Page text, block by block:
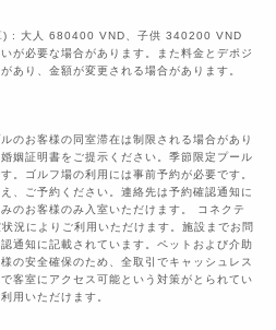
) : 大人 680400 VND、子供 340200 VND
が必要な場合があります。また料金とデポジ
あり、金額が変更される場合があります。
のお客様の同室滞在は制限される場合があり
姻証明書をご提示ください。季節限定プール
。ゴルフ場の利用には事前予約が必要です。
、ご予約ください。連絡先は予約確認通知に
のお客様のみ入室いただけます。 コネクテ
況によりご利用いただけます。施設までお問
通知に記載されています。ペットおよび介助
の安全確保のため、全取引でキャッシュレス
客室にアクセス可能という対策がとられてい
用いただけます。